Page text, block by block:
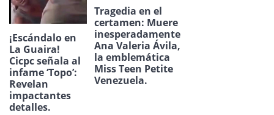
¡Escándalo en
La Guaira!
Cicpc señala al
infame ‘Topo’:
Revelan
impactantes
detalles.
Tragedia en el
certamen: Muere
inesperadamente
Ana Valeria Ávila,
la emblemática
Miss Teen Petite
Venezuela.